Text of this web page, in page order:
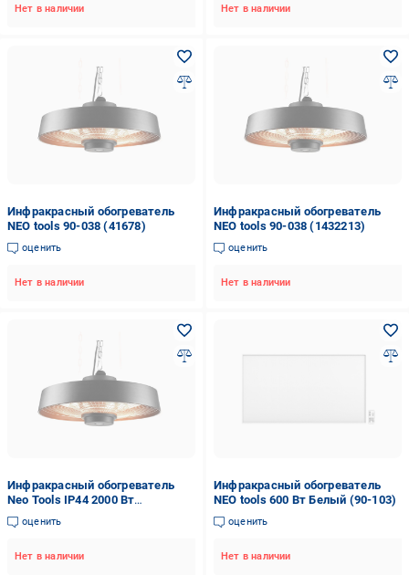
Нет в наличии Нет в наличии
Инфракрасный обогреватель
NEO tools 90-038 (41678)
оценить
Нет в наличии
Инфракрасный обогреватель
NEO tools 90-038 (1432213)
оценить
Нет в наличии
Инфракрасный обогреватель
Neo Tools IP44 2000 Вт
подвесной с пультом
50,5х50,5х25,5 см (VERC-90-038)
оценить
Нет в наличии
Инфракрасный обогреватель
NEO tools 600 Вт Белый (90-103)
оценить
Нет в наличии